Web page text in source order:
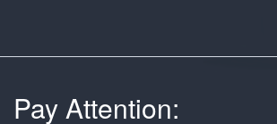
Pay Attention: